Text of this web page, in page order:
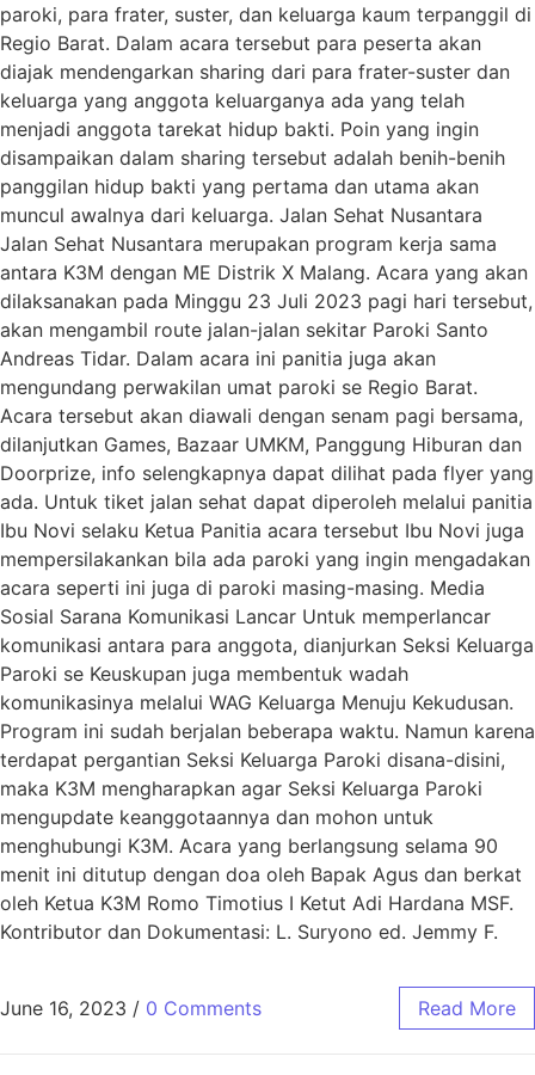
paroki, para frater, suster, dan keluarga kaum terpanggil di
Regio Barat. Dalam acara tersebut para peserta akan
diajak mendengarkan sharing dari para frater-suster dan
keluarga yang anggota keluarganya ada yang telah
menjadi anggota tarekat hidup bakti. Poin yang ingin
disampaikan dalam sharing tersebut adalah benih-benih
panggilan hidup bakti yang pertama dan utama akan
muncul awalnya dari keluarga. Jalan Sehat Nusantara
Jalan Sehat Nusantara merupakan program kerja sama
antara K3M dengan ME Distrik X Malang. Acara yang akan
dilaksanakan pada Minggu 23 Juli 2023 pagi hari tersebut,
akan mengambil route jalan-jalan sekitar Paroki Santo
Andreas Tidar. Dalam acara ini panitia juga akan
mengundang perwakilan umat paroki se Regio Barat.
Acara tersebut akan diawali dengan senam pagi bersama,
dilanjutkan Games, Bazaar UMKM, Panggung Hiburan dan
Doorprize, info selengkapnya dapat dilihat pada flyer yang
ada. Untuk tiket jalan sehat dapat diperoleh melalui panitia
Ibu Novi selaku Ketua Panitia acara tersebut Ibu Novi juga
mempersilakankan bila ada paroki yang ingin mengadakan
acara seperti ini juga di paroki masing-masing. Media
Sosial Sarana Komunikasi Lancar Untuk memperlancar
komunikasi antara para anggota, dianjurkan Seksi Keluarga
Paroki se Keuskupan juga membentuk wadah
komunikasinya melalui WAG Keluarga Menuju Kekudusan.
Program ini sudah berjalan beberapa waktu. Namun karena
terdapat pergantian Seksi Keluarga Paroki disana-disini,
maka K3M mengharapkan agar Seksi Keluarga Paroki
mengupdate keanggotaannya dan mohon untuk
menghubungi K3M. Acara yang berlangsung selama 90
menit ini ditutup dengan doa oleh Bapak Agus dan berkat
oleh Ketua K3M Romo Timotius I Ketut Adi Hardana MSF.
Kontributor dan Dokumentasi: L. Suryono ed. Jemmy F.
June 16, 2023 / 0 Comments Read More